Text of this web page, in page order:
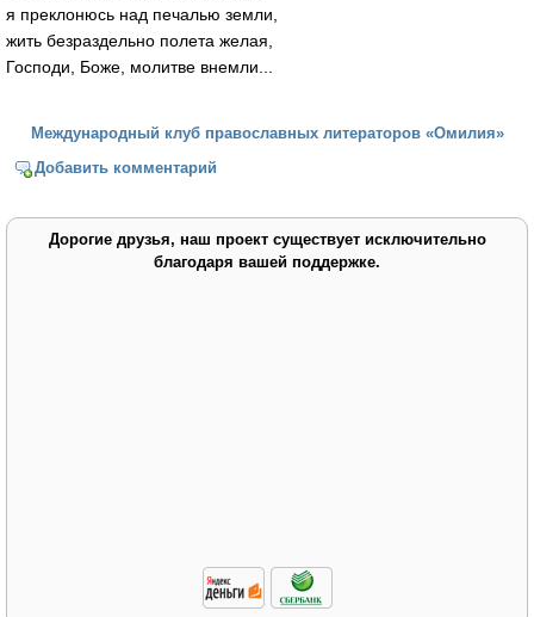
я преклонюсь над печалью земли,
жить безраздельно полета желая,
Господи, Боже, молитве внемли...
Международный клуб православных литераторов «Омилия»
Добавить комментарий
Дорогие друзья, наш проект существует исключительно
благодаря вашей поддержке.